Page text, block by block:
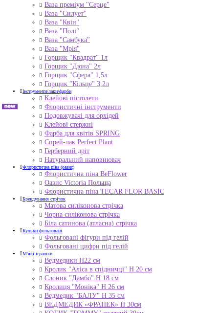
Ваза преміум "Серце"
Ваза "Силует"
Ваза "Квін"
Ваза "Полі"
Ваза "Самбука"
Ваза "Мрія"
Горщик "Квадрат" 1л
Горщик "Дюна" 2л
Горщик "Сфера" 1,5л
Горщик "Кільце" 3,2л
Інструменти/лаки/фарби
Клейові пістолети
Флористичні інструменти
Подовжувачі для орхідей
Клейові стержні
Фарба для квітів SPRING
Спрей-лак Perfect Plant
Герберний дріт
Натуральний наповнювач
Флористична піна (оазис)
Флористична піна BeFlower
Оазис Victoria Польща
Флористична піна TECAR FLOR BASIC
Брендування стрічок
Матова силіконова стрічка
Чорна силіконова стрічка
Біла сатинова (атласна) стрічка
Кульки фольговані
Фольговані фігури під гелій
Фольговані цифри під гелій
М'які іграшки
Ведмедики H22 см
Кролик "Аліса в спідничці" Н 20 см
Слоник "Дамбо" Н 18 см
Кролиця "Моніка" Н 26 см
Ведмедик "БАЛУ" Н 35 см
ВЕДМЕДИК «ФРАНЕК» H 30см